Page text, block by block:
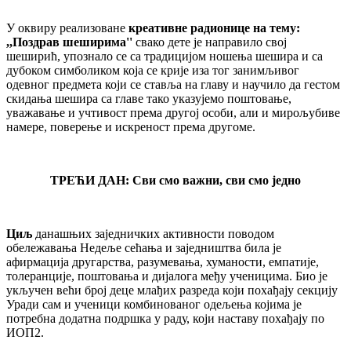
У оквиру реализоване креативне радионице на тему:
,,Поздрав шеширима'' свако дете је направило свој
шеширић, упознало се са традицијом ношења шешира и са
дубоком симболиком која се крије иза тог занимљивог
одевног предмета који се ставља на главу и научило да гестом
скидања шешира са главе тако указујемо поштовање,
уважавање и учтивост према другој особи, али и мирољубиве
намере, поверење и искреност према другоме.
ТРЕЋИ ДАН: Сви смо важни, сви смо једно
Циљ данашњих заједничких активности поводом
обележавања Недеље сећања и заједништва била је
афирмација другарства, разумевања, хуманости, емпатије,
толеранције, поштовања и дијалога међу ученицима. Био је
укључен већи број деце млађих разреда који похађају секцију
Уради сам и ученици комбинованог одељења којима је
потребна додатна подршка у раду, који наставу похађају по
ИОП2.